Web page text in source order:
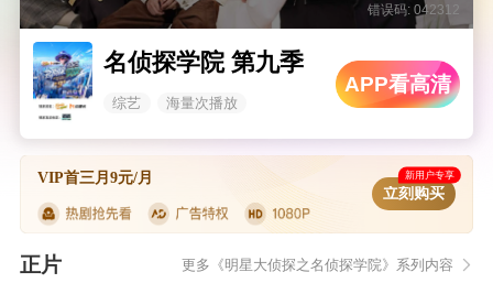
错误码: 042312
名侦探学院 第九季
综艺 海量次播放
APP看高清
VIP首三月9元/月 新用户专享
立刻购买
正片 更多《明星大侦探之名侦探学院》系列内容